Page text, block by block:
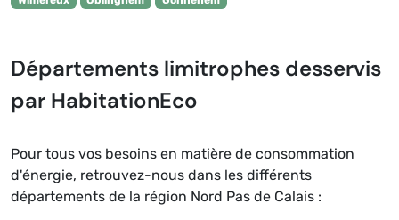
Départements limitrophes desservis
par HabitationEco
Pour tous vos besoins en matière de consommation
d'énergie, retrouvez-nous dans les différents
départements de la région Nord Pas de Calais :